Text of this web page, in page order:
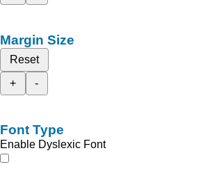
Margin Size
Reset
+
-
Font Type
Enable Dyslexic Font